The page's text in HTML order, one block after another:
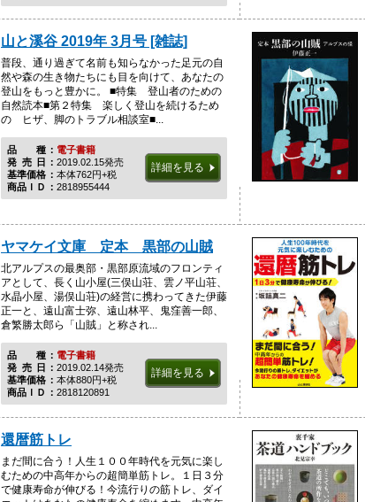
山と溪谷 2019年 3月号 [雑誌]
普段、通り過ぎて名前も知らなかった足元の自
然や森の生き物たちにも目を向けて、あなたの
登山をもっと豊かに。 ■特集 登山者のための
自然読本■第２特集 楽しく登山を続けるため
の ヒザ、脚のトラブル相談室■...
品種電子書籍
発売日 2019.02.15発売
基準価格
本体762円+税
商品ＩＤ
2818955444
詳細を見る
ヤマケイ文庫 定本 黒部の山賊
北アルプスの最奥部・黒部原流域のフロンティ
アとして、長く山小屋(三俣山荘、雲ノ平山荘、
水晶小屋、湯俣山荘)の経営に携わってきた伊藤
正一と、遠山富士弥、遠山林平、鬼窪善一郎、
倉繁勝太郎ら「山賊」と称され...
品種電子書籍
発売日 2019.02.14発売
基準価格
本体880円+税
商品ＩＤ
2818120891
詳細を見る
還暦筋トレ
まだ間に合う！人生１００年時代を元気に楽し
むための中高年からの超簡単筋トレ。１日３分
で健康寿命が伸びる！今流行りの筋トレ、ダイ